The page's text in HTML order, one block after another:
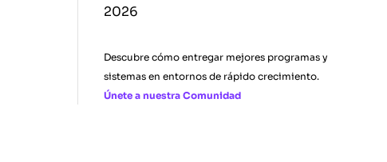
2026
Descubre cómo entregar mejores programas y
sistemas en entornos de rápido crecimiento.
Únete a nuestra Comunidad